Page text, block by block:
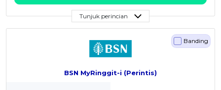
Tunjuk perincian
BSN MyRinggit-i (Perintis)
Banding